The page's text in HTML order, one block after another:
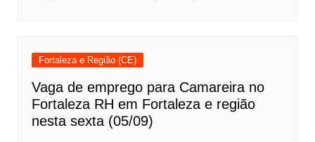
Fortaleza e Região (CE)
Vaga de emprego para Camareira no
Fortaleza RH em Fortaleza e região
nesta sexta (05/09)